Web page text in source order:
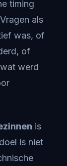
timing
als
was, of
of
werd
is
is niet